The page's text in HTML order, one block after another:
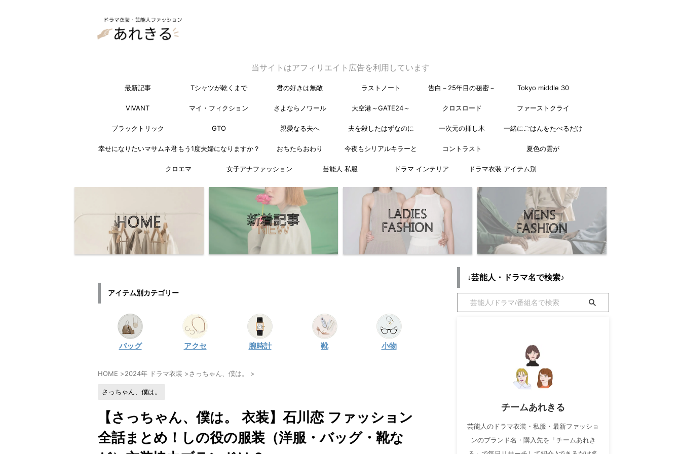
当サイトはアフィリエイト広告を利用しています
最新記事 Tシャツが乾くまで 君の好きは無敵 ラストノート 告白－25年目の秘密－ Tokyo middle 30
VIVANT マイ・フィクション さよならノワール 大空港～GATE24～ クロスロード ファーストクライ
ブラックトリック GTO 親愛なる夫へ 夫を殺したはずなのに 一次元の挿し木 一緒にごはんをたべるだけ
幸せになりたいマサムネ君 もう1度夫婦になりますか？ おちたらおわり 今夜もシリアルキラーと コントラスト 夏色の雲が
クロエマ 女子アナファッション 芸能人 私服 ドラマ インテリア ドラマ衣装 アイテム別
アイテム別カテゴリー
バッグ アクセ 腕時計 靴 小物
HOME >2024年 ドラマ衣装 >さっちゃん、僕は。 >
さっちゃん、僕は。
【さっちゃん、僕は。 衣装】石川恋 ファッション
全話まとめ！しの役の服装（洋服・バッグ・靴な
↓芸能人・ドラマ名で検索♪
チームあれきる
芸能人のドラマ衣装・私服・最新ファッショ
ンのブランド名・購入先を「チームあれき